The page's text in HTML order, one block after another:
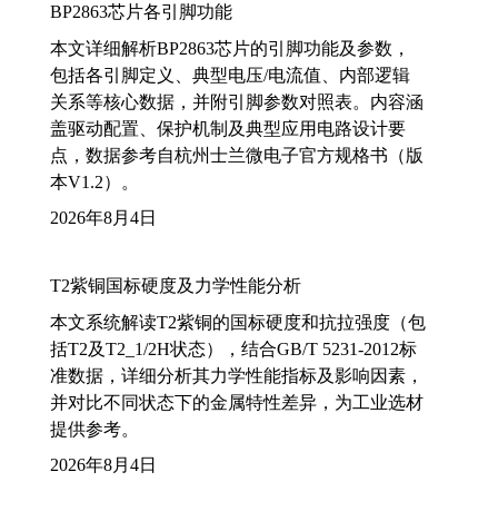
BP2863芯片各引脚功能
本文详细解析BP2863芯片的引脚功能及参数，
包括各引脚定义、典型电压/电流值、内部逻辑
关系等核心数据，并附引脚参数对照表。内容涵
盖驱动配置、保护机制及典型应用电路设计要
点，数据参考自杭州士兰微电子官方规格书（版
本V1.2）。
2026年8月4日
T2紫铜国标硬度及力学性能分析
本文系统解读T2紫铜的国标硬度和抗拉强度（包
括T2及T2_1/2H状态），结合GB/T 5231-2012标
准数据，详细分析其力学性能指标及影响因素，
并对比不同状态下的金属特性差异，为工业选材
提供参考。
2026年8月4日